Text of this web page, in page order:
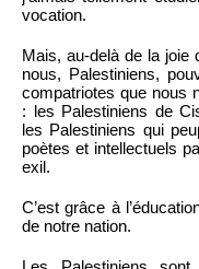
vocation.
Mais, au-delà de la joie
nous, Palestiniens,
compatriotes que nous
: les Palestiniens de
les Palestiniens qui
poètes et intellectuels
exil.
C’est grâce à
de notre nation.